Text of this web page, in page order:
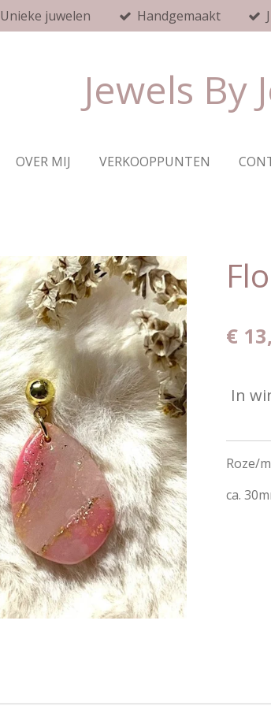
Unieke juwelen Handgemaakt
Jewels By
OVER MIJ VERKOOPPUNTEN
€
In
Roze/
ca.